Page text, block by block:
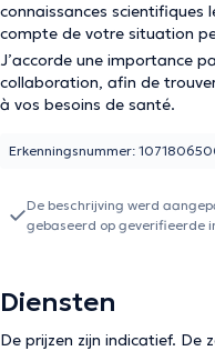
connaissances scientifiques
compte de votre situation
J’accorde une importance
collaboration, afin de
à vos besoins de santé.
Erkenningsnummer:
De beschrijving werd
gebaseerd op geverifieerde
Diensten
De prijzen zijn indicatief. De